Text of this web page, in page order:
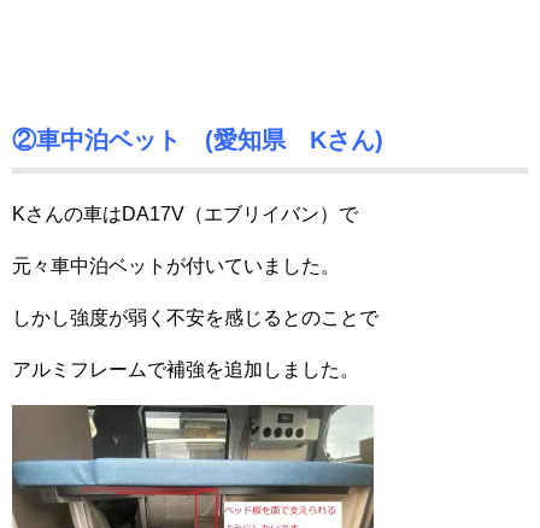
②車中泊ベット (愛知県 Kさん)
Kさんの車はDA17V（エブリイバン）で
元々車中泊ベットが付いていました。
しかし強度が弱く不安を感じるとのことで
アルミフレームで補強を追加しました。